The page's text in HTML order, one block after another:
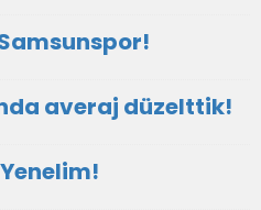
averaj düzelttik!